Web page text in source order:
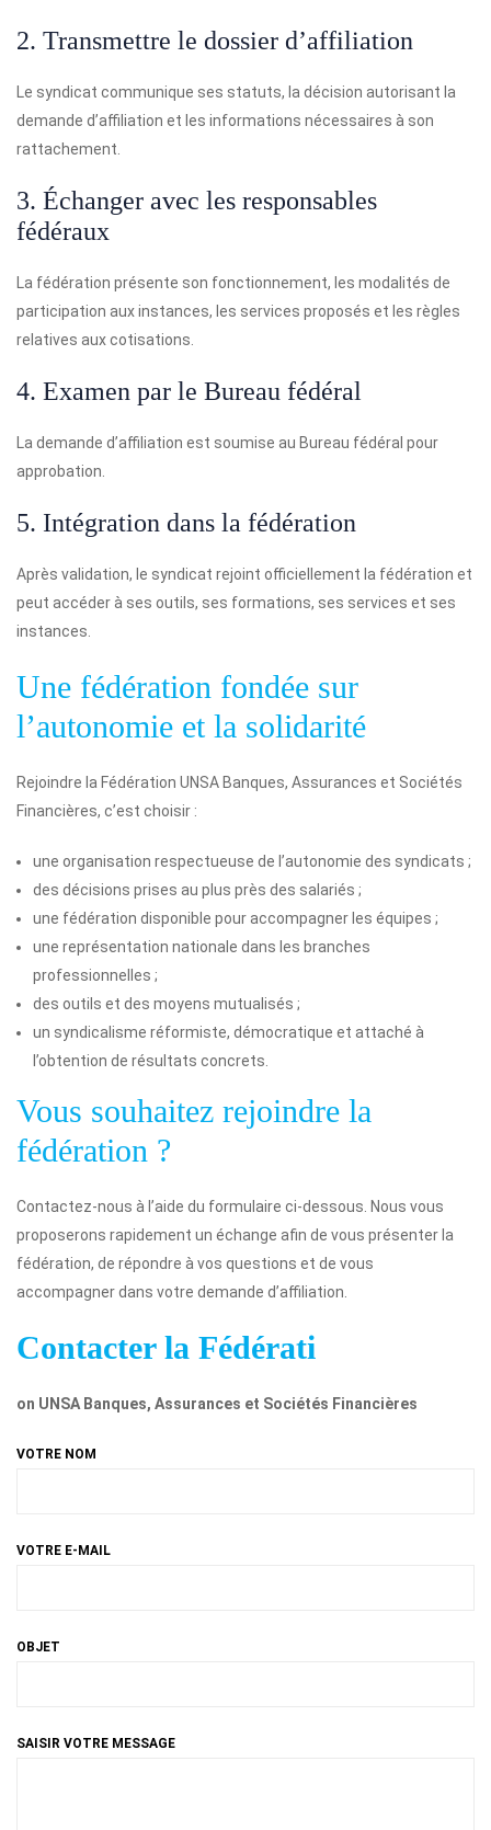
2. Transmettre le dossier d’affiliation
Le syndicat communique ses statuts, la décision autorisant la
demande d’affiliation et les informations nécessaires à son
rattachement.
3. Échanger avec les responsables
fédéraux
La fédération présente son fonctionnement, les modalités de
participation aux instances, les services proposés et les règles
relatives aux cotisations.
4. Examen par le Bureau fédéral
La demande d’affiliation est soumise au Bureau fédéral pour
approbation.
5. Intégration dans la fédération
Après validation, le syndicat rejoint officiellement la fédération et
peut accéder à ses outils, ses formations, ses services et ses
instances.
Une fédération fondée sur
l’autonomie et la solidarité
Rejoindre la Fédération UNSA Banques, Assurances et Sociétés
Financières, c’est choisir :
une organisation respectueuse de l’autonomie des syndicats ;
des décisions prises au plus près des salariés ;
une fédération disponible pour accompagner les équipes ;
une représentation nationale dans les branches
professionnelles ;
des outils et des moyens mutualisés ;
un syndicalisme réformiste, démocratique et attaché à
l’obtention de résultats concrets.
Vous souhaitez rejoindre la
fédération ?
Contactez-nous à l’aide du formulaire ci-dessous. Nous vous
proposerons rapidement un échange afin de vous présenter la
fédération, de répondre à vos questions et de vous
accompagner dans votre demande d’affiliation.
Contacter la Fédérati
on UNSA Banques, Assurances et Sociétés Financières
VOTRE NOM
VOTRE E-MAIL
OBJET
SAISIR VOTRE MESSAGE